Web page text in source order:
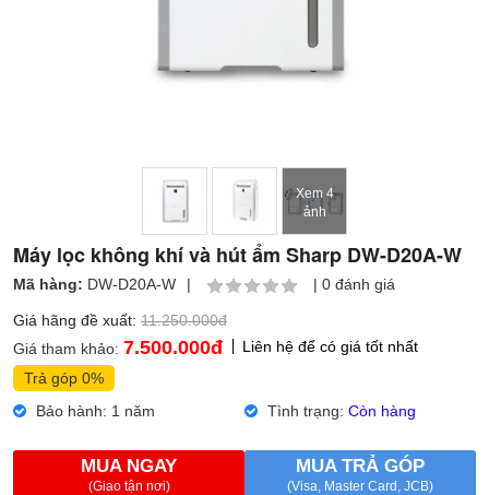
Xem 4
ảnh
Máy lọc không khí và hút ẩm Sharp DW-D20A-W
Mã hàng: DW-D20A-W | | 0 đánh giá
Giá hãng đề xuất: 11.250.000đ
Giá tham khảo: 7.500.000đ
Liên hệ để có giá tốt nhất
Trả góp 0%
Bảo hành: 1 năm
Tình trạng: Còn hàng
MUA NGAY
(Giao tận nơi)
MUA TRẢ GÓP
(Visa, Master Card, JCB)